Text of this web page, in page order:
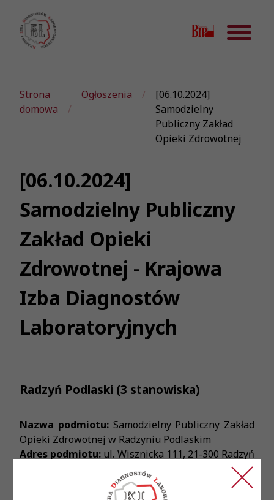
Strona
domowa
Ogłoszenia
[06.10.2024]
Samodzielny
Publiczny Zakład
Opieki Zdrowotnej
[06.10.2024]
Samodzielny Publiczny
Zakład Opieki
Zdrowotnej - Krajowa
Izba Diagnostów
Laboratoryjnych
Radzyń Podlaski (3 stanowiska)
Nazwa podmiotu:Samodzielny Publiczny Zakład
Opieki Zdrowotnej w Radzyniu Podlaskim
Adres podmiotu: ul. Wisznicka 111, 21-300 Radzyń